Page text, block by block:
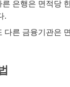
른 은행은 면적당
.
다른 금융기관은